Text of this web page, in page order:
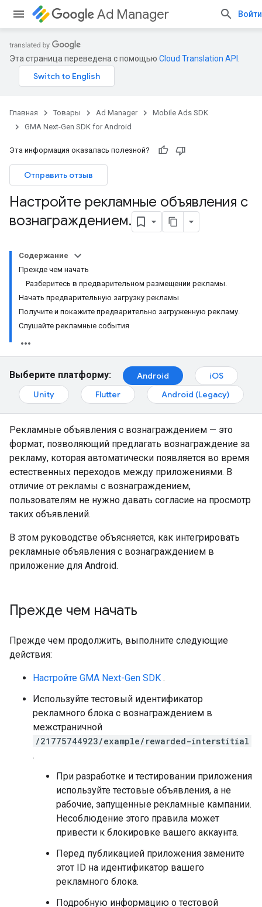
Ad Manager Войти
Эта страница переведена с помощью Cloud Translation API
Главная Товары Ad Manager
Mobile Ads SDK
GMA Next-Gen SDK for Android
Эта информация оказалась полезной?
Отправить отзыв
Настройте рекламные объявления с
вознаграждением.
Содержание
Прежде чем начать
Разберитесь в предварительном размещении рекламы.
Начать предварительную загрузку рекламы
Получите и покажите предварительно загруженную рекламу.
Слушайте рекламные события
Выберите платформу: Android
iOS
Unity
Flutter Android (Legacy)
Рекламные объявления с вознаграждением — это
формат, позволяющий предлагать вознаграждение за
рекламу, которая автоматически появляется во время
естественных переходов между приложениями. В
отличие от рекламы с вознаграждением,
пользователям не нужно давать согласие на просмотр
таких объявлений.
В этом руководстве объясняется, как интегрировать
рекламные объявления с вознаграждением в
приложение для Android.
Прежде чем начать
Прежде чем продолжить, выполните следующие
действия:
Настройте GMA Next-Gen SDK .
Используйте тестовый идентификатор
рекламного блока с вознаграждением в
межстраничной
/21775744923/example/rewarded-interstitial
.
При разработке и тестировании приложения
используйте тестовые объявления, а не
рабочие, запущенные рекламные кампании.
Несоблюдение этого правила может
привести к блокировке вашего аккаунта.
Перед публикацией приложения замените
этот ID на идентификатор вашего
рекламного блока.
Подробную информацию о тестовой